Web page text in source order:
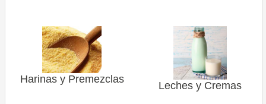
Harinas y Premezclas
Leches y Cremas